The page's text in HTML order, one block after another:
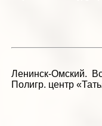
Ленинск-Омский.
Полигр. центр